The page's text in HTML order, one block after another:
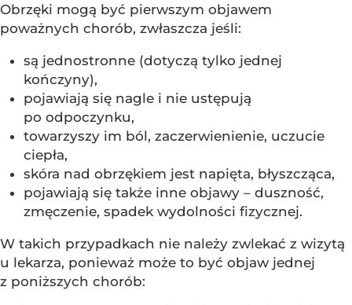
Obrzęki mogą być pierwszym objawem
poważnych chorób, zwłaszcza jeśli:
są jednostronne (dotyczą tylko jednej
kończyny),
pojawiają się nagle i nie ustępują
po odpoczynku,
towarzyszy im ból, zaczerwienienie, uczucie
ciepła,
skóra nad obrzękiem jest napięta, błyszcząca,
pojawiają się także inne objawy – duszność,
zmęczenie, spadek wydolności fizycznej.
W takich przypadkach nie należy zwlekać z wizytą
u lekarza, ponieważ może to być objaw jednej
z poniższych chorób: